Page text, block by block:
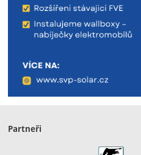
Partneři